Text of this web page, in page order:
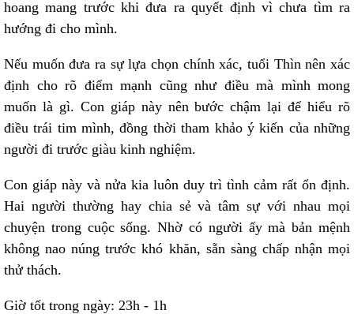
hoang mang trước khi đưa ra quyết định vì chưa tìm ra
hướng đi cho mình.
Nếu muốn đưa ra sự lựa chọn chính xác, tuổi Thìn nên xác
định cho rõ điểm mạnh cũng như điều mà mình mong
muốn là gì. Con giáp này nên bước chậm lại để hiểu rõ
điều trái tim mình, đồng thời tham khảo ý kiến của những
người đi trước giàu kinh nghiệm.
Con giáp này và nửa kia luôn duy trì tình cảm rất ổn định.
Hai người thường hay chia sẻ và tâm sự với nhau mọi
chuyện trong cuộc sống. Nhờ có người ấy mà bản mệnh
không nao núng trước khó khăn, sẵn sàng chấp nhận mọi
thử thách.
Giờ tốt trong ngày: 23h - 1h